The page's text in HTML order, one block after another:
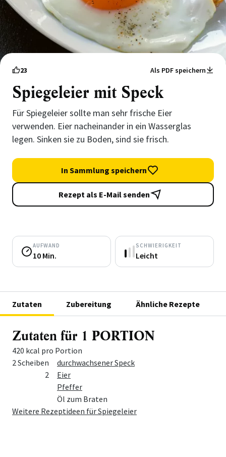
23 Als PDF speichern
Spiegeleier mit Speck
Für Spiegeleier sollte man sehr frische Eier
verwenden. Eier nacheinander in ein Wasserglas
legen. Sinken sie zu Boden, sind sie frisch.
In Sammlung speichern
Rezept als E-Mail senden
AUFWAND
10 Min.
SCHWIERIGKEIT
Leicht
Zutaten Zubereitung Ähnliche Rezepte
Zutaten für 1 PORTION
420 kcal pro Portion
MengeZutat
2 Scheiben
durchwachsener Speck
2
Eier
Pfeffer
Öl zum Braten
Weitere Rezeptideen für Spiegeleier